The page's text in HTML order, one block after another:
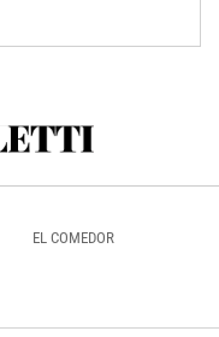
EL COMEDOR